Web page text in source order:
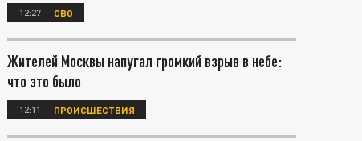
12:27 СВО
Жителей Москвы напугал громкий взрыв в небе:
что это было
12:11 ПРОИСШЕСТВИЯ